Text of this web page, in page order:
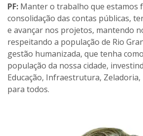
PF: Manter o trabalho que estamos
consolidação das contas públicas,
e avançar nos projetos, mantendo
respeitando a população de Rio
gestão humanizada, que tenha
população da nossa cidade,
Educação, Infraestrutura, Zeladoria,
para todos.